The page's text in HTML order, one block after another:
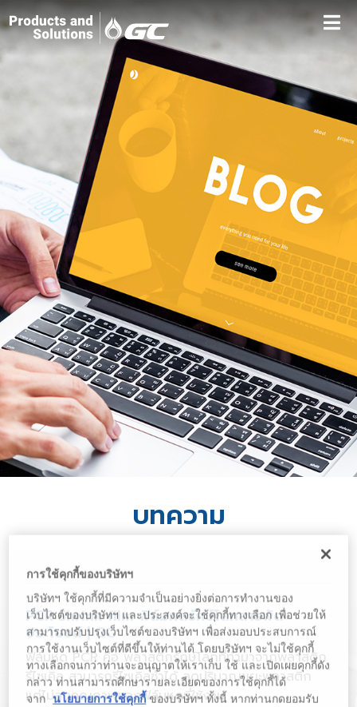
บทความ
PCR Shrink film ฟิล์มหดรักษ์โลกสารพัด
ประโยชน์ | GC
ฟิล์มหด PCR คือ พลาสติกรักษ์โลกที่ทำมาจากพลาสติก
รีไซเคิล สามารถรีไซเคิลซ้ำได้ ลดปริมาณขยะพลาสติก
แต่ไม่ลดคุณภาพของฟิล์มหดที่ใช้งาน
การใช้คุกกี้ของบริษัทฯ
บริษัทฯ ใช้คุกกี้ที่มีความจำเป็นอย่างยิ่งต่อการทำงานของ
เว็บไซต์ของบริษัทฯ และประสงค์จะใช้คุกกี้ทางเลือก เพื่อช่วยให้
สามารถปรับปรุงเว็บไซต์ของบริษัทฯ เพื่อส่งมอบประสบการณ์
การใช้งานเว็บไซต์ที่ดีขึ้นให้ท่านได้ โดยบริษัทฯ จะไม่ใช้คุกกี้
ทางเลือกจนกว่าท่านจะอนุญาตให้เราเก็บ ใช้ และเปิดเผยคุกกี้ดัง
กล่าว ท่านสามารถศึกษารายละเอียดของการใช้คุกกี้ได้
จาก นโยบายการใช้คุกกี้ของบริษัทฯ ทั้งนี้ หากท่านกดยอมรับ